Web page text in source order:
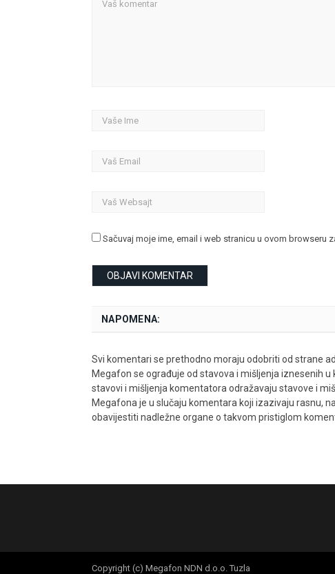
Sačuvaj moje ime, email i web stranicu u ovom browseru
NAPOMENA:
Svi komentari se prethodno moraju odobriti od strane
Megafon se ograđuje od stavova i mišljenja iznesenih
stavovi i mišljenja komentatora odražavaju stavove i
Megafona je u slučaju komentara koji izazivaju rasnu,
obavijestiti nadležne organe o takvom pristiglom
Copyright (c) Megafon NDN d.o.o. Tuzla